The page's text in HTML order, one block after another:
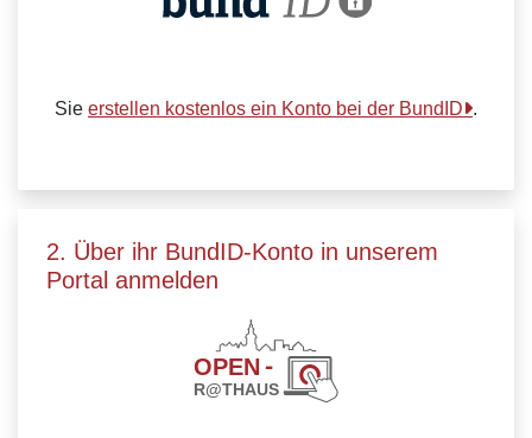
Sie erstellen kostenlos ein Konto bei der BundID .
2. Über ihr BundID-Konto in unserem
Portal anmelden